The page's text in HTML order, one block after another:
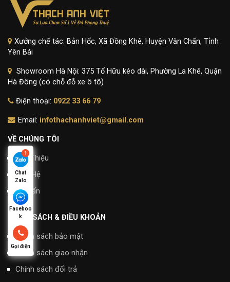
Xưởng chế tác: Bản Hốc, Xã Đồng Khê, Huyện Văn Chấn, Tỉnh
Yên Bái
Showroom Hà Nội: 375 Tố Hữu kéo dài, Phường La Khê, Quận
Hà Đông (có chỗ đỗ xe ô tô)
Điện thoại: 0922 33 66 79
Email: infothachanhviet@gmail.com
VỀ CHÚNG TÔI
Giới Thiệu
Liên Hệ
Tư Vấn
CHÍNH SÁCH & ĐIỀU KHOẢN
Chính sách bảo mật
Chính sách giao nhận
Chính sách đổi trả
Chat
Zalo
Faceboo
k
Gọi điện